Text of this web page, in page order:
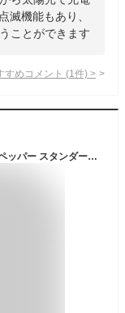
滅機能もあり、
ことができます
すめコメント (1 件) >
ドイツ製・熊よけペッパー 弾道液体ジェット 【ペッパー スタンダード63ml】